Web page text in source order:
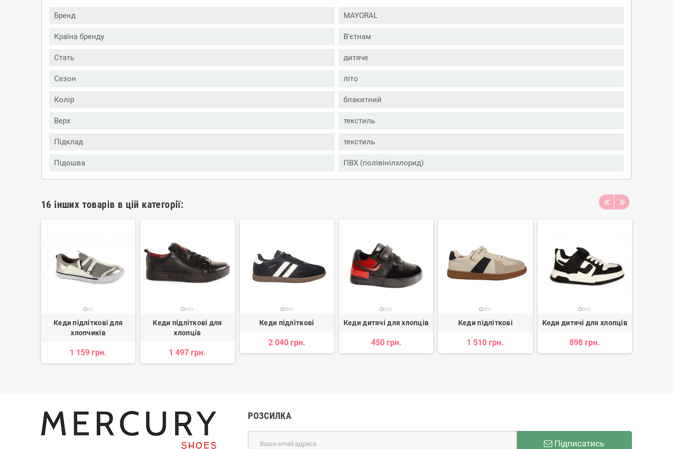
Бренд MAYORAL
Країна бренду В'єтнам
Стать дитяче
Сезон літо
Колір блакитний
Верх текстиль
Підклад текстиль
Підошва ПВХ (полівінілхлорид)
16 інших товарів в цій категорії:
Кеди підліткові для
хлопчиків
1 159 грн.
Кеди підліткові для
хлопців
1 497 грн.
Кеди підліткові
2 040 грн.
Кеди дитячі для хлопців
450 грн.
Кеди підліткові
1 510 грн.
Кеди дитячі для хлопців
898 грн.
РОЗСИЛКА
Підписатись